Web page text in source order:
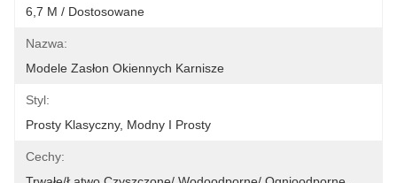
6,7 M / Dostosowane
Nazwa:
Modele Zasłon Okiennych Karnisze
Styl:
Prosty Klasyczny, Modny I Prosty
Cechy: